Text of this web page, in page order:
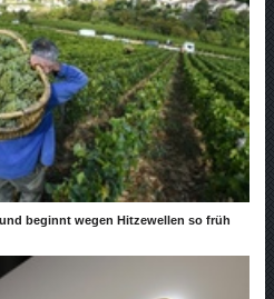
beginnt wegen Hitzewellen so früh